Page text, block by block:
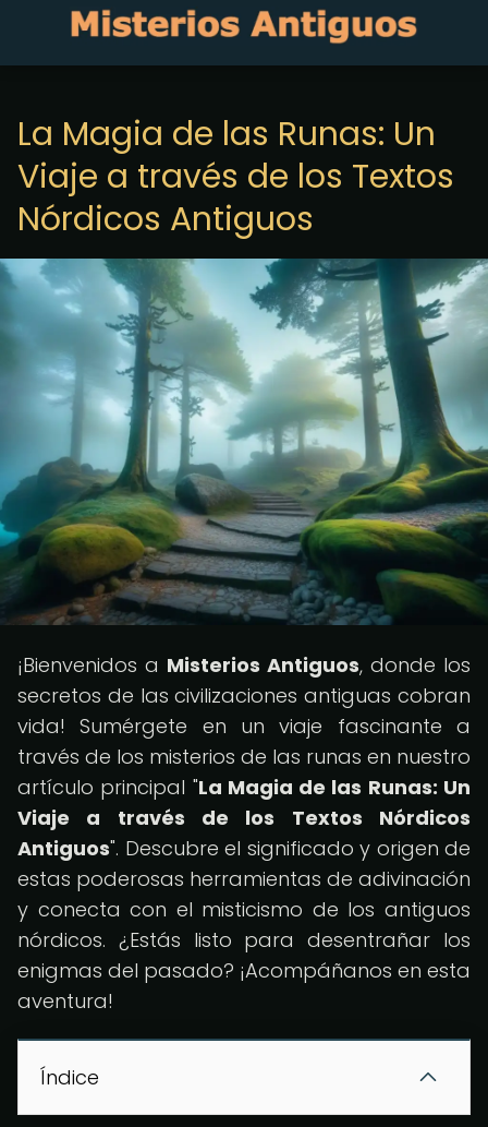
La Magia de las Runas: Un
Viaje a través de los Textos
Nórdicos Antiguos
¡Bienvenidos a Misterios Antiguos, donde los
secretos de las civilizaciones antiguas cobran
vida! Sumérgete en un viaje fascinante a
través de los misterios de las runas en nuestro
artículo principal "La Magia de las Runas: Un
Viaje a través de los Textos Nórdicos
Antiguos". Descubre el significado y origen de
estas poderosas herramientas de adivinación
y conecta con el misticismo de los antiguos
nórdicos. ¿Estás listo para desentrañar los
enigmas del pasado? ¡Acompáñanos en esta
aventura!
Índice